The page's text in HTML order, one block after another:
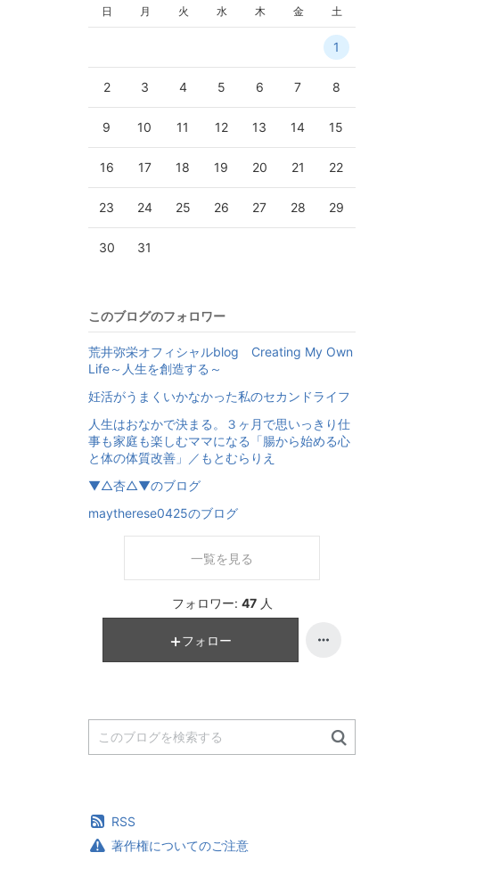
日 月 火 水 木 金 土
1
2 3 4 5 6 7 8
9 10 11 12 13 14 15
16 17 18 19 20 21 22
23 24 25 26 27 28 29
30 31
このブログのフォロワー
荒井弥栄オフィシャルblog Creating My Own
Life～人生を創造する～
妊活がうまくいかなかった私のセカンドライフ
人生はおなかで決まる。３ヶ月で思いっきり仕
事も家庭も楽しむママになる「腸から始める心
と体の体質改善」／もとむらりえ
▼△杏△▼のブログ
maytherese0425のブログ
一覧を見る
フォロワー: 47 人
フォロー
RSS
著作権についてのご注意